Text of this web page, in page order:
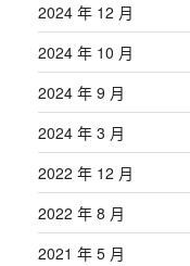
2024 年 12 月
2024 年 10 月
2024 年 9 月
2024 年 3 月
2022 年 12 月
2022 年 8 月
2021 年 5 月